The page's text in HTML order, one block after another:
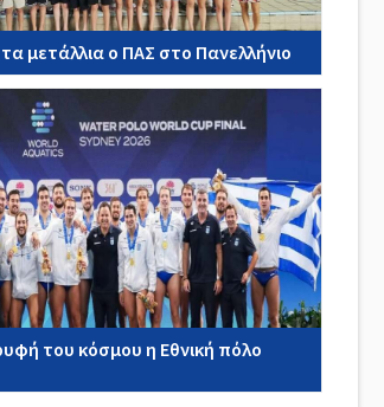
μετάλλια ο ΠΑΣ στο Πανελλήνιο
του κόσμου η Εθνική πόλο